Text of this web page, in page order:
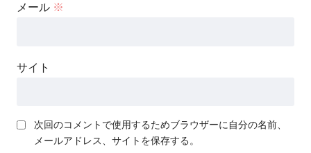
メール ※
サイト
次回のコメントで使用するためブラウザーに自分の名前、
メールアドレス、サイトを保存する。